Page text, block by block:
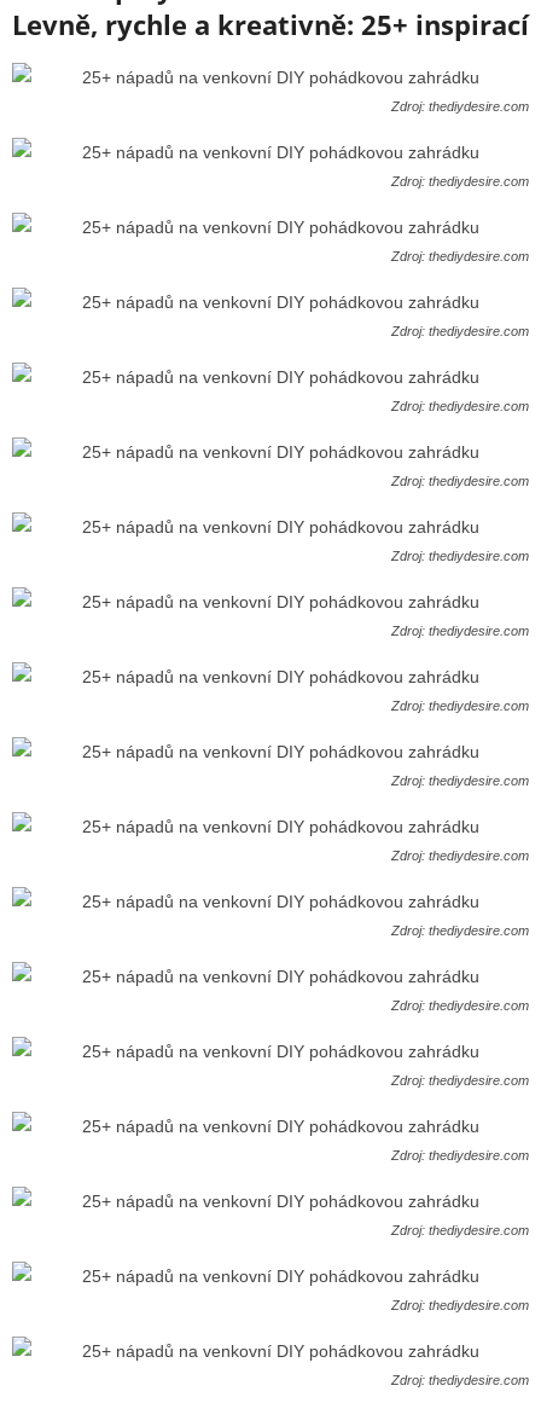
Levně, rychle a kreativně: 25+ inspirací
Zdroj: thediydesire.com
Zdroj: thediydesire.com
Zdroj: thediydesire.com
Zdroj: thediydesire.com
Zdroj: thediydesire.com
Zdroj: thediydesire.com
Zdroj: thediydesire.com
Zdroj: thediydesire.com
Zdroj: thediydesire.com
Zdroj: thediydesire.com
Zdroj: thediydesire.com
Zdroj: thediydesire.com
Zdroj: thediydesire.com
Zdroj: thediydesire.com
Zdroj: thediydesire.com
Zdroj: thediydesire.com
Zdroj: thediydesire.com
Zdroj: thediydesire.com